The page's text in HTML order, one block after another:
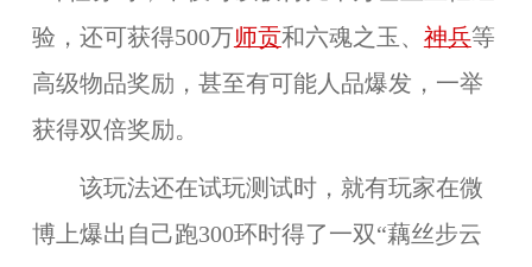
验，还可获得500万师贡和六魂之玉、 神兵等
高级物品奖励，甚至有可能人品爆发，一举
获得双倍奖励。
该玩法还在试玩测试时，就有玩家在微
博上爆出自己跑300环时得了一双“藕丝步云